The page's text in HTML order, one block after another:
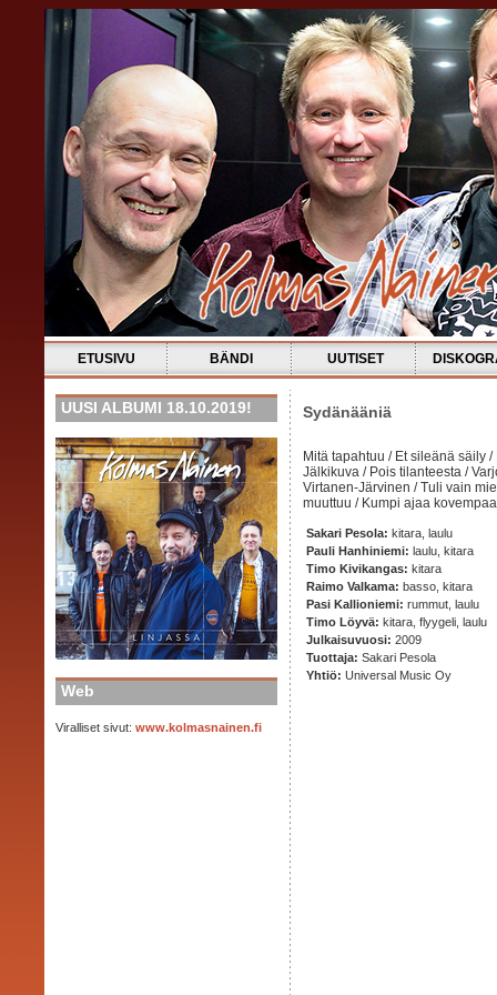
ETUSIVU BÄNDI UUTISET
UUSI ALBUMI 18.10.2019!
Web
Viralliset sivut: www.kolmasnainen.fi
Sydänääniä
Mitä tapahtuu / Et sileänä säily
Jälkikuva / Pois tilanteesta /
Virtanen-Järvinen / Tuli vain
muuttuu / Kumpi ajaa kovempaa
Sakari Pesola: kitara, laulu
Pauli Hanhiniemi: laulu, kitara
Timo Kivikangas: kitara
Raimo Valkama: basso, kitara
Pasi Kallioniemi: rummut, laulu
Timo Löyvä: kitara, flyygeli, laulu
Julkaisuvuosi: 2009
Tuottaja: Sakari Pesola
Yhtiö: Universal Music Oy